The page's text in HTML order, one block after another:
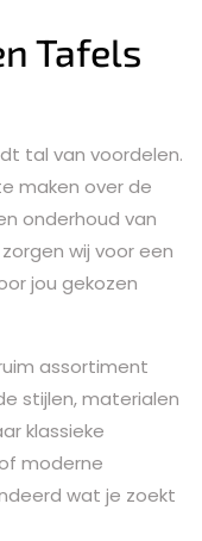
Tafels
tal van voordelen.
maken over de
onderhoud van
wij voor een
jou gekozen
assortiment
stijlen, materialen
klassieke
moderne
wat je zoekt